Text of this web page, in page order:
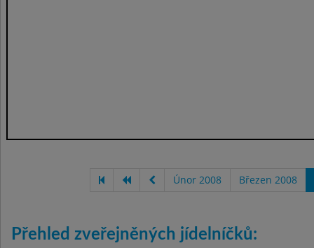
Únor 2008 Březen 2008
Přehled zveřejněných jídelníčků: